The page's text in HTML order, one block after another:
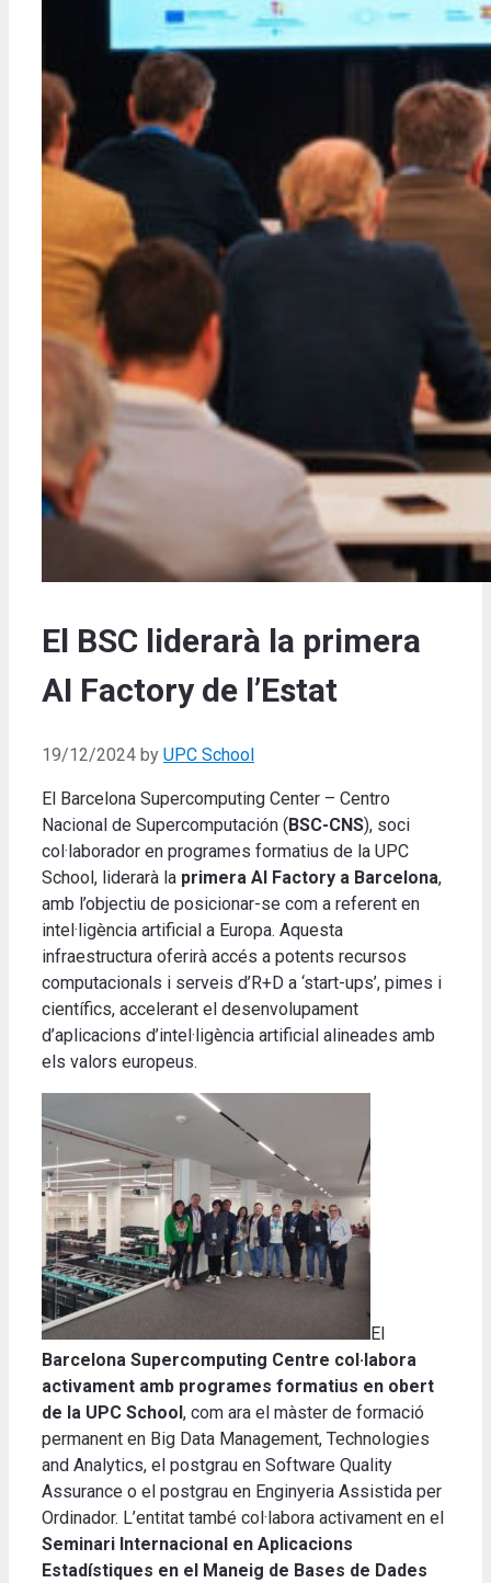
El BSC liderarà la primera
AI Factory de l’Estat
19/12/2024 by UPC School
El Barcelona Supercomputing Center – Centro
Nacional de Supercomputación ( BSC-CNS), soci
col·laborador en programes formatius de la UPC
School, liderarà la primera AI Factory a Barcelona,
amb l’objectiu de posicionar-se com a referent en
intel·ligència artificial a Europa. Aquesta
infraestructura oferirà accés a potents recursos
computacionals i serveis d’R+D a ‘start-ups’, pimes i
científics, accelerant el desenvolupament
d’aplicacions d’intel·ligència artificial alineades amb
els valors europeus.
El
Barcelona Supercomputing Centre col·labora
activament amb programes formatius en obert
de la UPC School , com ara el màster de formació
permanent en Big Data Management, Technologies
and Analytics, el postgrau en Software Quality
Assurance o el postgrau en Enginyeria Assistida per
Ordinador. L’entitat també col·labora activament en el
Seminari Internacional en Aplicacions
Estadístiques en el Maneig de Bases de Dades